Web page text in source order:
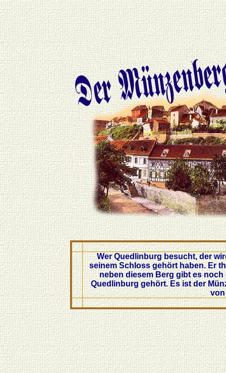
Wer Quedlinburg besucht, der
seinem Schloss gehört haben. Er
neben diesem Berg gibt es
Quedlinburg gehört. Es ist der
von
QLB